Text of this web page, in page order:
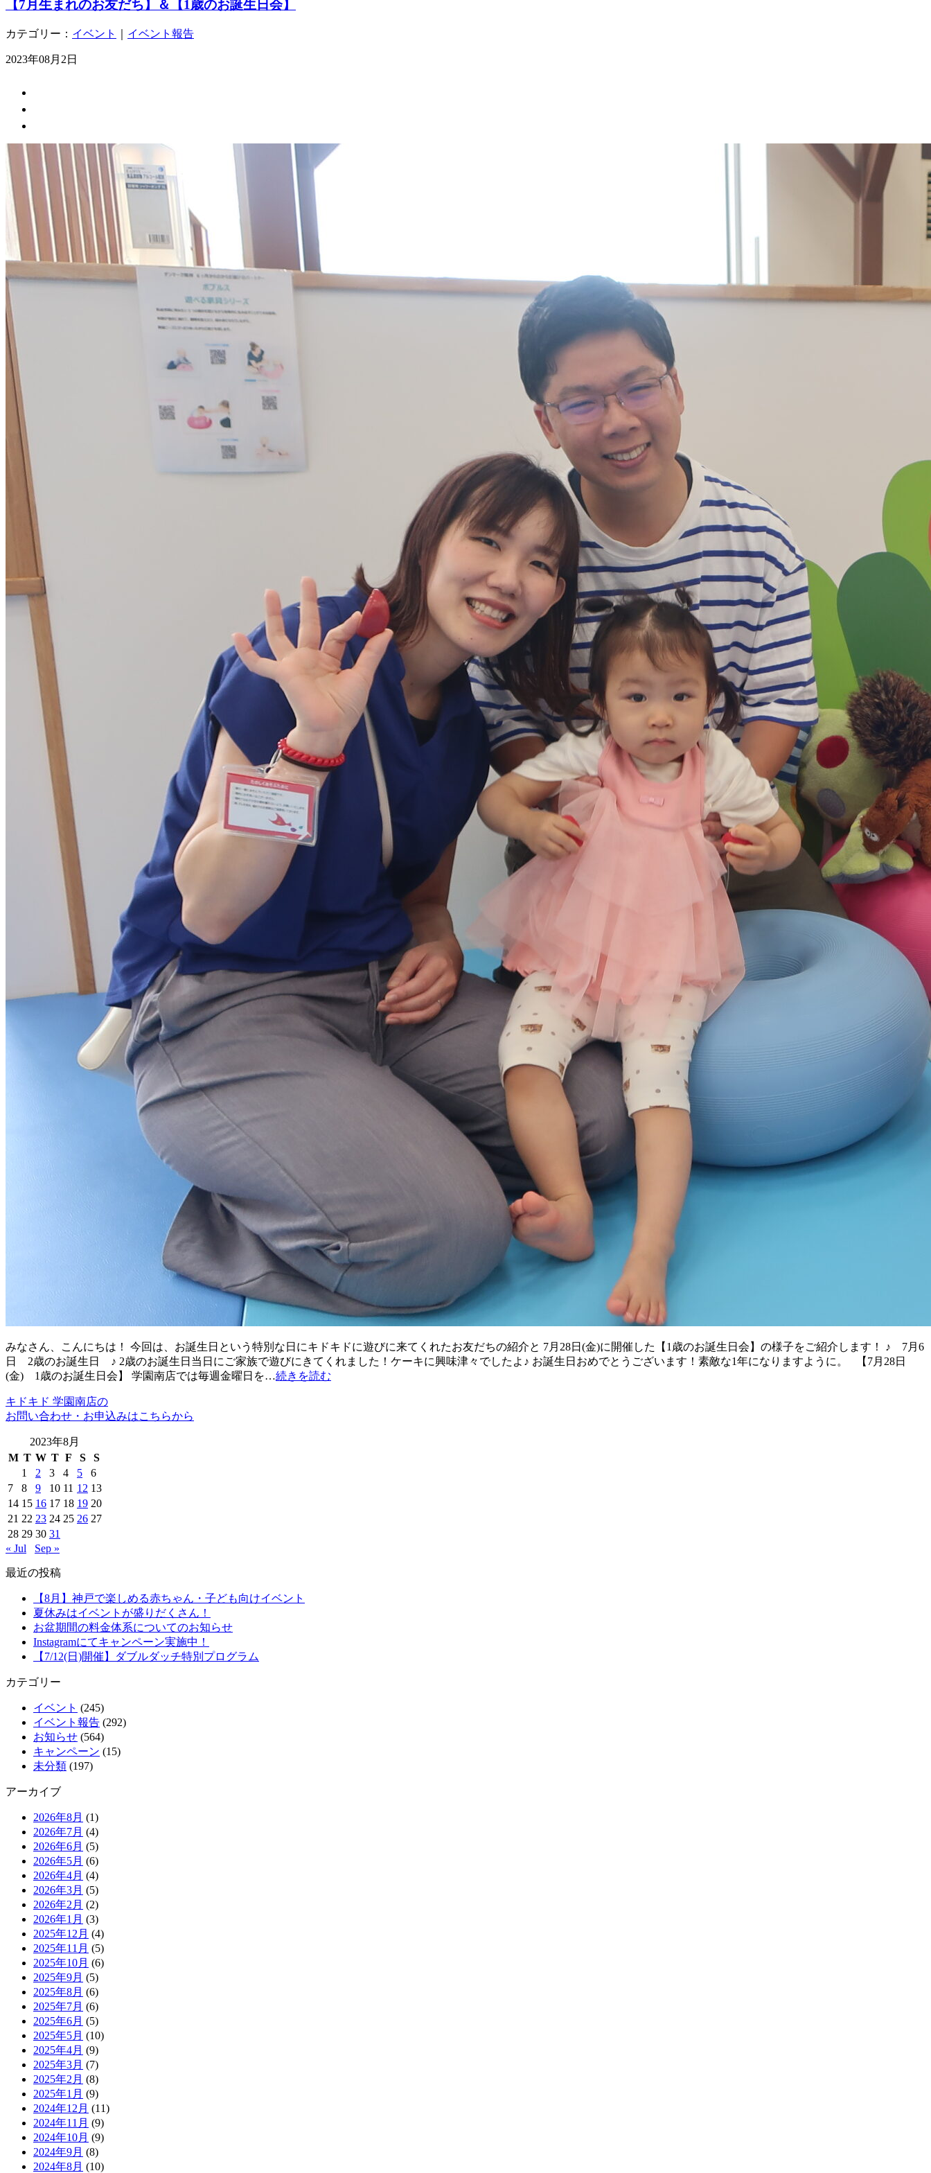
【7月生まれのお友だち】＆【1歳のお誕生日会】
カテゴリー： イベント イベント報告
2023年08月2日
みなさん、こんにちは！ 今回は、お誕生日という特別な日にキドキドに遊びに来てくれたお友だちの紹介と 7月28日(金)に開催した【1歳のお誕生日会】の様子をご紹介します！ ♪ 7月6
日 2歳のお誕生日 ♪ 2歳のお誕生日当日にご家族で遊びにきてくれました！ケーキに興味津々でしたよ♪ お誕生日おめでとうございます！素敵な1年になりますように。 【7月28日
(金) 1歳のお誕生日会】 学園南店では毎週金曜日を…続きを読む
キドキド 学園南店の
お問い合わせ・お申込みはこちらから
2023年8月
M T W T F S
S
1
2 3 4 5
6
7
8 9 10 11 12 13
14 15 16 17 18 19 20
21 22 23 24 25 26 27
28 29 30 31
« Jul
Sep »
最近の投稿
【8月】神戸で楽しめる赤ちゃん・子ども向けイベント
夏休みはイベントが盛りだくさん！
お盆期間の料金体系についてのお知らせ
Instagramにてキャンペーン実施中！
【7/12(日)開催】ダブルダッチ特別プログラム
カテゴリー
イベント (245)
イベント報告 (292)
お知らせ (564)
キャンペーン (15)
未分類 (197)
アーカイブ
2026年8月 (1)
2026年7月 (4)
2026年6月 (5)
2026年5月 (6)
2026年4月 (4)
2026年3月 (5)
2026年2月 (2)
2026年1月 (3)
2025年12月 (4)
2025年11月 (5)
2025年10月 (6)
2025年9月 (5)
2025年8月 (6)
2025年7月 (6)
2025年6月 (5)
2025年5月 (10)
2025年4月 (9)
2025年3月 (7)
2025年2月 (8)
2025年1月 (9)
2024年12月 (11)
2024年11月 (9)
2024年10月 (9)
2024年9月 (8)
2024年8月 (10)